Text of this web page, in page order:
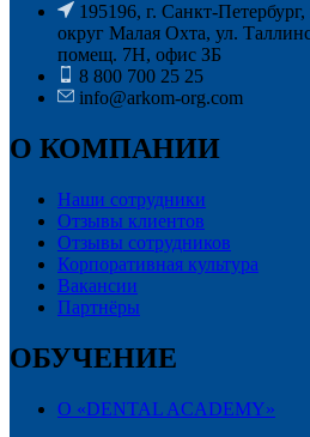
195196, г. Санкт-
округ Малая Охта, ул.
помещ. 7Н, офис ЗБ
8 800 700 25 25
info@arkom-org.com
О КОМПАНИИ
Наши сотрудники
Отзывы клиентов
Отзывы сотрудников
Корпоративная культура
Вакансии
Партнёры
ОБУЧЕНИЕ
О «DENTAL ACADEMY»